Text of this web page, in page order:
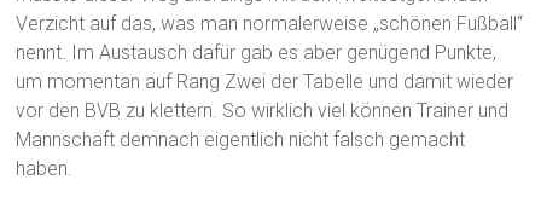
Verzicht auf das, was man normalerweise „schönen Fußball“
nennt. Im Austausch dafür gab es aber genügend Punkte,
um momentan auf Rang Zwei der Tabelle und damit wieder
vor den BVB zu klettern. So wirklich viel können Trainer und
Mannschaft demnach eigentlich nicht falsch gemacht
haben.